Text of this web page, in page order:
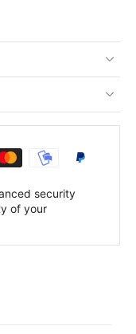
security
of your